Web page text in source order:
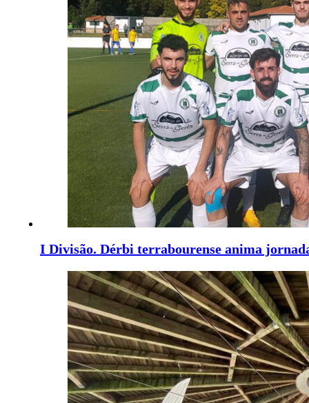
I Divisão. Dérbi terrabourense anima